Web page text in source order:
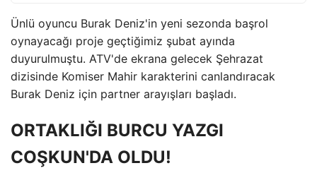
Ünlü oyuncu Burak Deniz'in yeni sezonda başrol
oynayacağı proje geçtiğimiz şubat ayında
duyurulmuştu. ATV'de ekrana gelecek Şehrazat
dizisinde Komiser Mahir karakterini canlandıracak
Burak Deniz için partner arayışları başladı.
ORTAKLIĞI BURCU YAZGI
COŞKUN'DA OLDU!